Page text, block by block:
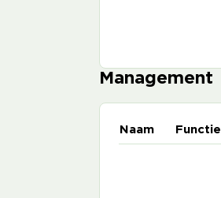
Management
Naam Functie